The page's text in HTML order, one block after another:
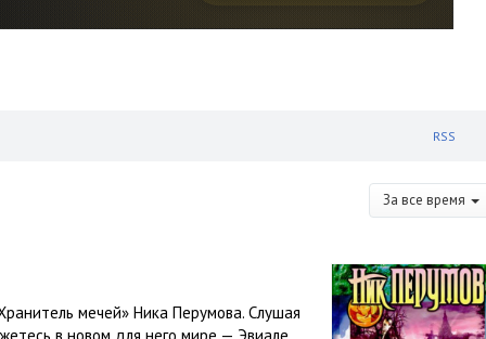
RSS
За все время
мечей» Ника Перумова. Слушая